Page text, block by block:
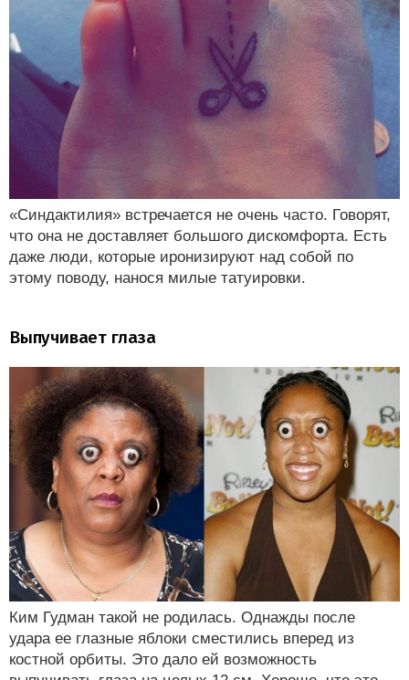
«Синдактилия» встречается не очень часто. Говорят,
что она не доставляет большого дискомфорта. Есть
даже люди, которые иронизируют над собой по
этому поводу, нанося милые татуировки.
Выпучивает глаза
Ким Гудман такой не родилась. Однажды после
удара ее глазные яблоки сместились вперед из
костной орбиты. Это дало ей возможность